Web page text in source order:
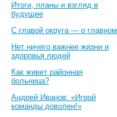
Итоги, планы и взгляд в
будущее
С главой округа — о главном
Нет ничего важнее жизни и
здоровья людей
Как живет районная
больница?
Андрей Иванов: «Игрой
команды доволен!»